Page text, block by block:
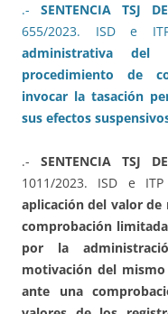
.- SENTENCIA TSJ
655/2023. ISD e
administrativa
procedimiento de
invocar la tasación
sus efectos
.- SENTENCIA TSJ
1011/2023. ISD e
aplicación del valor
comprobación
por la
motivación del
ante una